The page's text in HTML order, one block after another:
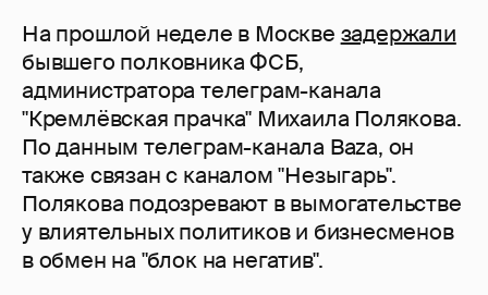
На прошлой неделе в Москве задержали
бывшего полковника ФСБ,
администратора телеграм-канала
"Кремлёвская прачка" Михаила Полякова.
По данным телеграм-канала Baza, он
также связан с каналом "Незыгарь".
Полякова подозревают в вымогательстве
у влиятельных политиков и бизнесменов
в обмен на "блок на негатив".